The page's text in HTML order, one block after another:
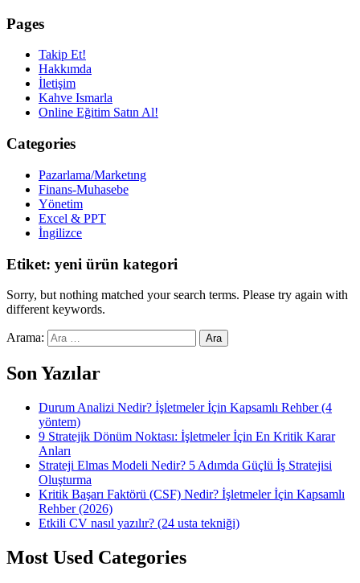
Pages
Takip Et!
Hakkımda
İletişim
Kahve Ismarla
Online Eğitim Satın Al!
Categories
Pazarlama/Marketıng
Finans-Muhasebe
Yönetim
Excel & PPT
İngilizce
Etiket: yeni ürün kategori
Sorry, but nothing matched your search terms. Please try again with
different keywords.
Arama:
Son Yazılar
Durum Analizi Nedir? İşletmeler İçin Kapsamlı Rehber (4
yöntem)
9 Stratejik Dönüm Noktası: İşletmeler İçin En Kritik Karar
Anları
Strateji Elmas Modeli Nedir? 5 Adımda Güçlü İş Stratejisi
Oluşturma
Kritik Başarı Faktörü (CSF) Nedir? İşletmeler İçin Kapsamlı
Rehber (2026)
Etkili CV nasıl yazılır? (24 usta tekniği)
Most Used Categories